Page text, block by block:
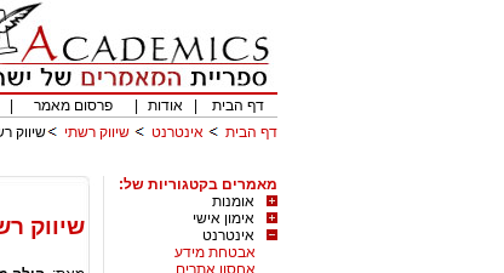
דף הבית
אודות פרסום מאמר
דף הבית
אינטרנט שיווק רשתי שיווק
מאמרים בקטגוריות של:
אומנות
אימון אישי
אינטרנט
אבטחת מידע
אחסון אתרים
שיווק